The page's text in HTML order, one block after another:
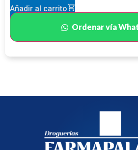
Añadir al carrito
Ordenar vía